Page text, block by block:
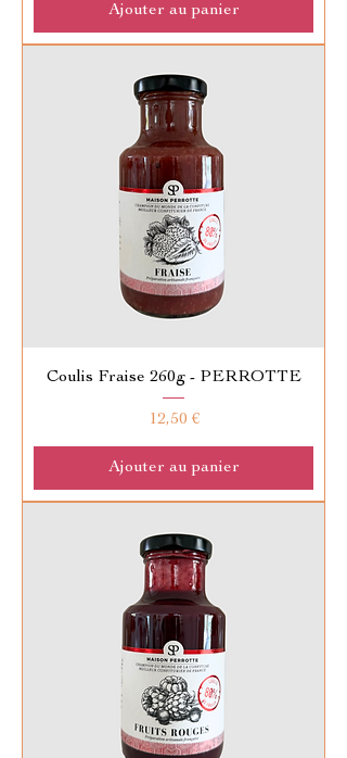
Ajouter au panier
Coulis Fraise 260g - PERROTTE
Prix
12,50 €
Ajouter au panier